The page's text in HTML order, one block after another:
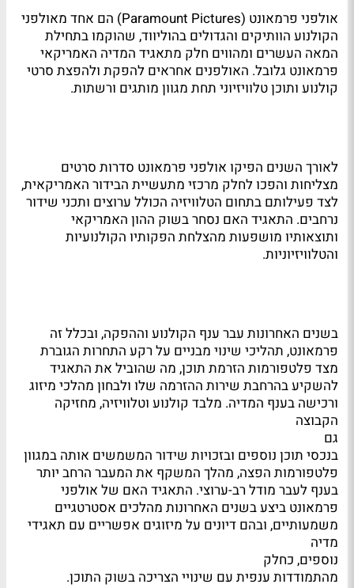
אולפני פרמאונט (Paramount Pictures) הם אחד מאולפני
הקולנוע הוותיקים והגדולים בהוליווד, שהוקמו בתחילת
המאה העשרים ומהווים חלק מתאגיד המדיה האמריקאי
פרמאונט גלובל. האולפנים אחראים להפקת ולהפצת סרטי
קולנוע ותוכן טלוויזיוני תחת מגוון מותגים ורשתות.
לאורך השנים הפיקו אולפני פרמאונט סדרות סרטים
מצליחות והפכו לחלק מרכזי מתעשיית הבידור האמריקאית,
לצד פעילותם בתחום הטלוויזיה הכולל ערוצים ותכני שידור
נרחבים. התאגיד האם נסחר בשוק ההון האמריקאי
ותוצאותיו מושפעות מהצלחת הפקותיו הקולנועיות
והטלוויזיוניות.
בשנים האחרונות עבר ענף הקולנוע וההפקה, ובכלל זה
פרמאונט, תהליכי שינוי מבניים על רקע התחרות הגוברת
מצד פלטפורמות הזרמת תוכן, מה שהוביל את התאגיד
להשקיע בהרחבת שירות ההזרמה שלו ולבחון מהלכי מיזוג
ורכישה בענף המדיה. מלבד קולנוע וטלוויזיה, מחזיקה
הקבוצה
גם
בנכסי תוכן נוספים ובזכויות שידור המשמשים אותה במגוון
פלטפורמות הפצה, מהלך המשקף את המעבר הרחב יותר
בענף לעבר מודל רב-ערוצי. התאגיד האם של אולפני
פרמאונט ביצע בשנים האחרונות מהלכים אסטרטגיים
משמעותיים, ובהם דיונים על מיזוגים אפשריים עם תאגידי
מדיה
נוספים, כחלק
מהתמודדות ענפית עם שינויי הצריכה בשוק התוכן.